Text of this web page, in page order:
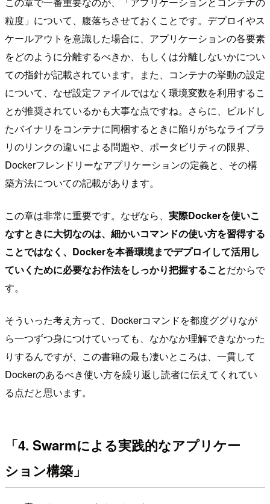
粒度」について、腹落ちさせておくことです。デプロイやス
ケールアウトを意識した場合に、アプリケーションの各要素
をどのように分離するべきか、もしくは分離しないかについ
ての指針が記載されています。また、コンテナの挙動の設定
について、なぜ設定ファイルではなく環境変数を利用するこ
とが推奨されているかも大事な点ですね。さらに、ビルドし
たバイナリをコンテナに同梱するときに陥りがちなライブラ
リのリンクの違いによる問題や、ポータビリティの限界、
Dockerフレンドリーなアプリケーションの定義と、その構
築方法についての記載があります。
この章は非常に重要です。なぜなら、 実際Dockerを使いこ
なすときに大切なのは、細かいコマンドの使い方を習得する
ことではなく、Dockerを本番環境までデプロイして活用し
ていくために必要なお作法をしっかり把握することだからで
す。
そういった考え方って、Dockerコマンドを都度ググりなが
ら一つずつ身につけていっても、なかなか理解できなかった
りするんですが、この書籍の最も凄いところは、一貫して
Dockerのあるべき使い方を繰り返し読者に伝えてくれてい
る点だと思います。
「4. Swarmによる実践的なアプリケー
ション構築」